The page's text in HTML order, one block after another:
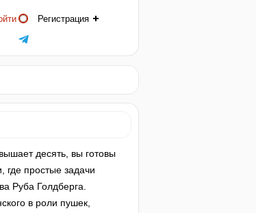
Регистрация
десять, вы готовы
где простые задачи
Руба Голдберга.
в роли пушек,